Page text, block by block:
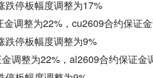
跌停板幅度调整为17%
调整为22%， cu2609合约保证
跌停板幅度调整为9%
调整为22%， al2609合约保证金